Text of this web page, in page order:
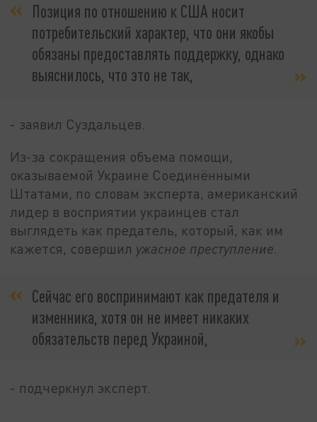
Позиция по отношению к США носит
потребительский характер, что они якобы
обязаны предоставлять поддержку, однако
выяснилось, что это не так,
- заявил Суздальцев.
Из-за сокращения объема помощи,
оказываемой Украине Соединёнными
Штатами, по словам эксперта, американский
лидер в восприятии украинцев стал
выглядеть как предатель, который, как им
кажется, совершил ужасное преступление
Сейчас его воспринимают как предателя и
изменника, хотя он не имеет никаких
обязательств перед Украиной,
- подчеркнул эксперт.